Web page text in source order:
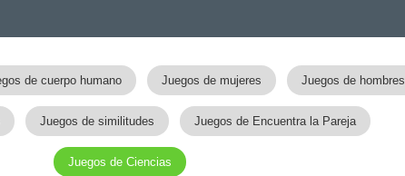
de cuerpo humano Juegos de mujeres Juegos de hombres
Juegos de similitudes Juegos de Encuentra la Pareja
Juegos de Ciencias